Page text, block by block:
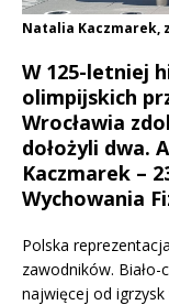
Natalia Kaczmarek,
W 125-letniej
olimpijskich
Wrocławia
dołożyli dwa.
Kaczmarek –
Wychowania
Polska
zawodników. Biało-
najwięcej od